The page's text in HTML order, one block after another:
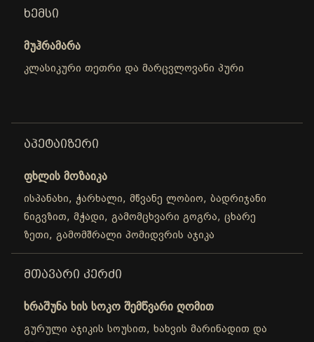
ᲮᲔᲛᲡᲘ
მუჰრამარა
კლასიკური თეთრი და მარცვლოვანი პური
ᲐᲞᲔᲢᲐᲘᲖᲔᲠᲘ
ფხლის მოზაიკა
ისპანახი, ჭარხალი, მწვანე ლობიო, ბადრიჯანი
ნიგვზით, მჭადი, გამომცხვარი გოგრა, ცხარე
ზეთი, გამომშრალი პომიდვრის აჯიკა
ᲛᲗᲐᲕᲐᲠᲘ ᲙᲔᲠᲫᲘ
ხრაშუნა ხის სოკო შემწვარი ღომით
გურული აჯიკის სოუსით, ხახვის მარინადით და